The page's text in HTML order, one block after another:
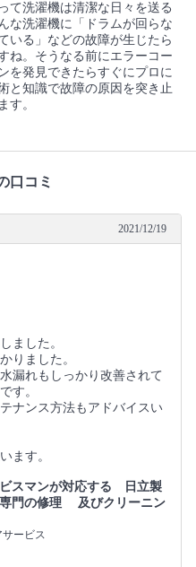
て洗濯機は清潔な日々を送る
な洗濯機に「ドラムが回らな
いる」などの故障が生じたら
ね。そうなる前にエラーコー
を発見できたらすぐにプロに
と知識で故障の原因を突き止
す。
口コミ
2021/12/19
ました。
りました。
漏れもしっかり改善されて
す。
ナンス方法もアドバイスい
ます。
スマンが対応する 日立製
門の修理 及びクリーニン
ービス